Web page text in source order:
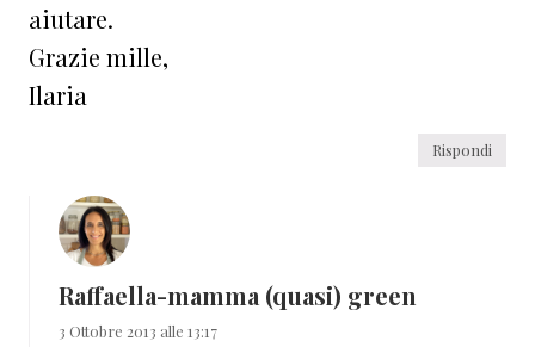
aiutare.
Grazie mille,
Ilaria
Rispondi
Raffaella-mamma (quasi) green
3 Ottobre 2013 alle 13:17